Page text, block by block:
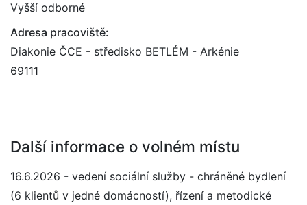
Vyšší odborné
Adresa pracoviště:
Diakonie ČCE - středisko BETLÉM - Arkénie
69111
Další informace o volném místu
16.6.2026 - vedení sociální služby - chráněné bydlení
(6 klientů v jedné domácností), řízení a metodické